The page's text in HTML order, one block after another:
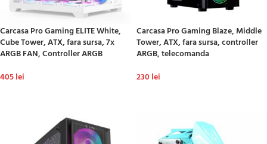
Carcasa Pro Gaming ELITE White,
Cube Tower, ATX, fara sursa, 7x
ARGB FAN, Controller ARGB
405lei
Carcasa Pro Gaming Blaze, Middle
Tower, ATX, fara sursa, controller
ARGB, telecomanda
230 lei